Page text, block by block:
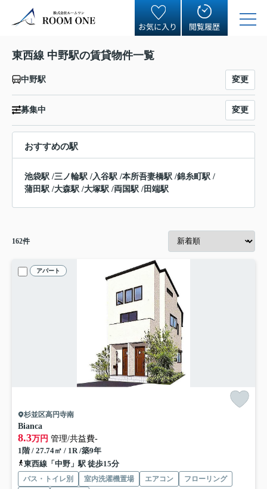
お気に入り 閲覧履歴
東西線 中野駅の賃貸物件一覧
中野駅 変更
募集中 変更
おすすめの駅
池袋駅 /三ノ輪駅 / 入谷駅 /本所吾妻橋駅 /錦糸町駅 /
蒲田駅 /大森駅 /大塚駅 /両国駅 /田端駅
162件
アパート
杉並区高円寺南
Bianca
8.3万円 管理/共益費-
1階 / 27.74㎡ / 1R /築9年
東西線「中野」駅 徒歩15分
バス・トイレ別 室内洗濯機置場 エアコン
フローリング